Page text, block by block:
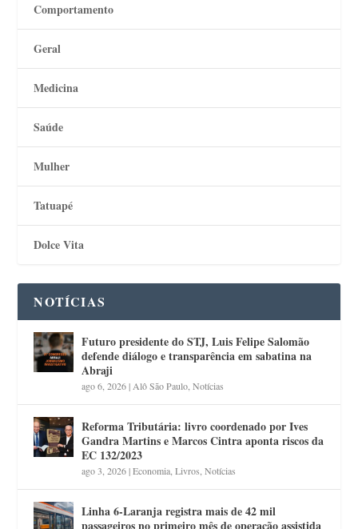
Comportamento
Geral
Medicina
Saúde
Mulher
Tatuapé
Dolce Vita
NOTÍCIAS
Futuro presidente do STJ, Luis Felipe Salomão
defende diálogo e transparência em sabatina na
Abraji
ago 6, 2026| Alô São Paulo ,Notícias
Reforma Tributária: livro coordenado por Ives
Gandra Martins e Marcos Cintra aponta riscos da
EC 132/2023
ago 3, 2026|Economia ,Livros ,Notícias
Linha 6-Laranja registra mais de 42 mil
passageiros no primeiro mês de operação assistida